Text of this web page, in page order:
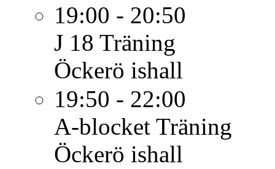
19:00 - 20:50
J 18 Träning
Öckerö ishall
19:50 - 22:00
A-blocket Träning
Öckerö ishall